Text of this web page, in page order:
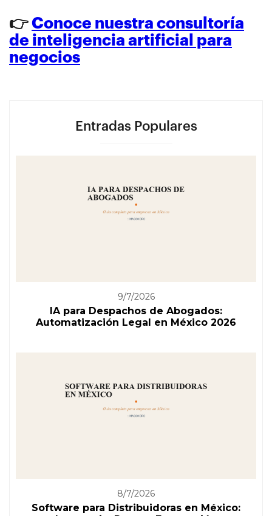
👉Conoce nuestra consultoría
de inteligencia artificial para
negocios
Entradas Populares
9/7/2026
IA para Despachos de Abogados:
Automatización Legal en México 2026
8/7/2026
Software para Distribuidoras en México: